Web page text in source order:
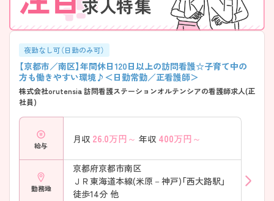
夜勤なし可（日勤のみ可）
【京都市／南区】年間休日120日以上の訪問看護☆子育て中の
方も働きやすい環境♪＜日勤常勤／正看護師＞
株式会社orutensia 訪問看護ステーションオルテンシアの看護師求人(正
社員)
給与
月収 26.0万円～ 年収 400万円～
勤務地
京都府京都市南区
ＪＲ東海道本線(米原－神戸)「西大路駅」
徒歩14分 他